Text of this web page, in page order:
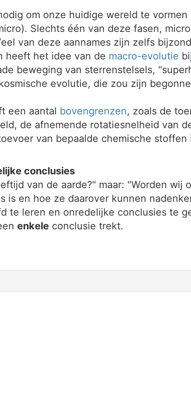
om onze huidige wereld te vormen
Slechts één van deze fasen,
van deze aannames zijn zelfs
heeft het idee van de macro-evolutie
beweging van sterrenstelsels,
evolutie, die zou zijn
een aantal bovengrenzen, zoals de
de afnemende rotatiesnelheid van
van bepaalde chemische
conclusies
van de aarde?" maar: "Worden wij
en hoe ze daarover kunnen
te leren en onredelijke conclusies te
enkele conclusie trekt.